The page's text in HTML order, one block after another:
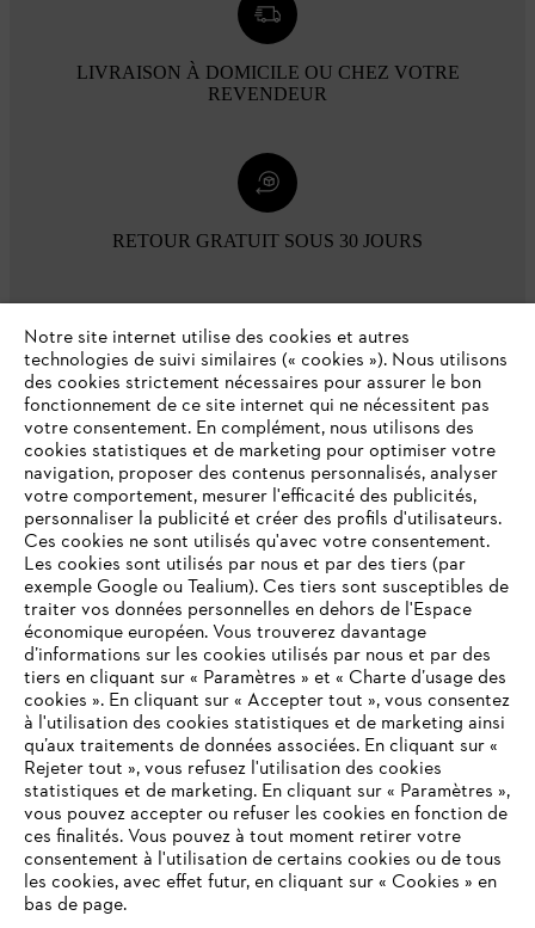
LIVRAISON À DOMICILE OU CHEZ VOTRE
REVENDEUR
RETOUR GRATUIT SOUS 30 JOURS
L'Entreprise
Questions / Réponses
Service
Conditions Générales de Vente
VOTRE NAVIGATEUR INTERNET
N'EST PLUS PRIS EN CHARGE
Vous utilisez un navigateur Internet que nous ne prenons plus
en charge, et certaines fonctionnalités de notre site ne
peuvent fonctionner correctement. Pour une utilisation
Notre site internet utilise des cookies et autres
technologies de suivi similaires (« cookies »). Nous utilisons
des cookies strictement nécessaires pour assurer le bon
fonctionnement de ce site internet qui ne nécessitent pas
votre consentement. En complément, nous utilisons des
cookies statistiques et de marketing pour optimiser votre
navigation, proposer des contenus personnalisés, analyser
votre comportement, mesurer l'efficacité des publicités,
personnaliser la publicité et créer des profils d'utilisateurs.
Ces cookies ne sont utilisés qu'avec votre consentement.
Les cookies sont utilisés par nous et par des tiers (par
exemple Google ou Tealium). Ces tiers sont susceptibles de
traiter vos données personnelles en dehors de l'Espace
économique européen. Vous trouverez davantage
d’informations sur les cookies utilisés par nous et par des
tiers en cliquant sur « Paramètres » et « Charte d’usage des
cookies ». En cliquant sur « Accepter tout », vous consentez
à l'utilisation des cookies statistiques et de marketing ainsi
qu’aux traitements de données associées. En cliquant sur «
Rejeter tout », vous refusez l'utilisation des cookies
statistiques et de marketing. En cliquant sur « Paramètres »,
vous pouvez accepter ou refuser les cookies en fonction de
ces finalités. Vous pouvez à tout moment retirer votre
consentement à l'utilisation de certains cookies ou de tous
les cookies, avec effet futur, en cliquant sur « Cookies » en
bas de page.